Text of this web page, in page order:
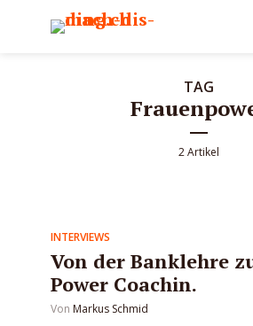
TAG
2 Artikel
INTERVIEWS
Von der Banklehre
Power Coachin.
Von Markus Schmid